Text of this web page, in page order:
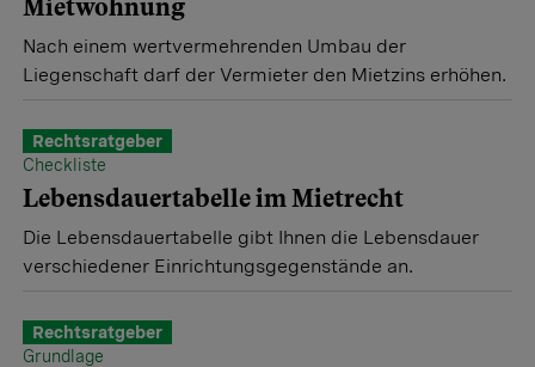
Mietwohnung
Nach einem wertvermehrenden Umbau der
Liegenschaft darf der Vermieter den Mietzins erhöhen.
Rechtsratgeber
Checkliste
Lebensdauertabelle im Mietrecht
Die Lebensdauertabelle gibt Ihnen die Lebensdauer
verschiedener Einrichtungsgegenstände an.
Rechtsratgeber
Grundlage